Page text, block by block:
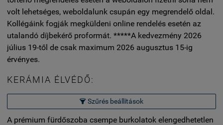
volt lehetséges, weboldalunk csupán egy megrendelő oldal.
Kollégáink fogják megküldeni online rendelés esetén az
utalandó díjbekérő proformát. *****A kedvezmény 2026
július 19-től de csak maximum 2026 augusztus 15-ig
érvényes.
KERÁMIA ÉLVÉDŐ:
 Szűrés beállítások
A prémium fürdőszoba csempe burkolatok elengedhetetlen